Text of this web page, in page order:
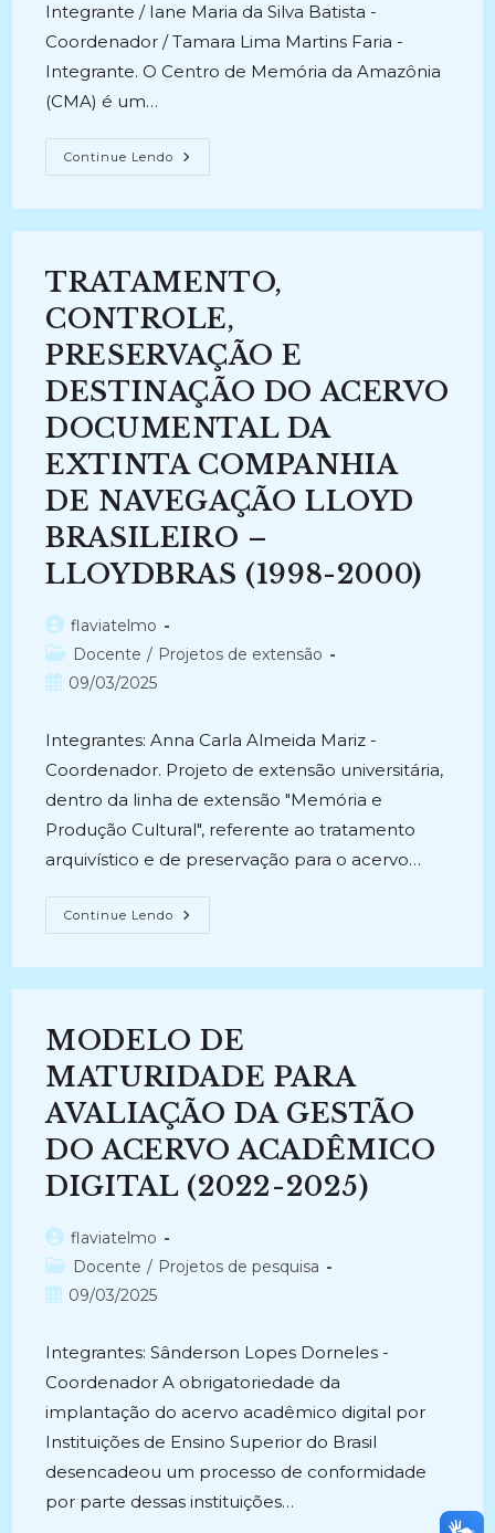
Integrante / Iane Maria da Silva Batista -
Coordenador / Tamara Lima Martins Faria -
Integrante. O Centro de Memória da Amazônia
(CMA) é um…
Continue Lendo TRATAMENTO
ARQUIVÍSTICO
CENTRO
DA
AMAZÔNIA
(CMA)
(2024-
Atual)
TRATAMENTO,
CONTROLE,
PRESERVAÇÃO E
DESTINAÇÃO DO ACERVO
DOCUMENTAL DA
EXTINTA COMPANHIA
DE NAVEGAÇÃO LLOYD
BRASILEIRO –
LLOYDBRAS (1998-2000)
Autor
do
post:
flaviatelmo
Categoria
do
Docente / Projetos de extensão
Post09/03/2025
Integrantes: Anna Carla Almeida Mariz -
Coordenador. Projeto de extensão universitária,
dentro da linha de extensão "Memória e
Produção Cultural", referente ao tratamento
arquivístico e de preservação para o acervo…
Continue Lendo TRATAMENTO,
CONTROLE,
DO
DA
EXTINTA
COMPANHIA
DE
NAVEGAÇÃO
LLOYD
BRASILEIRO
–
LLOYDBRAS
(1998-
2000)
MODELO DE
MATURIDADE PARA
AVALIAÇÃO DA GESTÃO
DO ACERVO ACADÊMICO
DIGITAL (2022-2025)
Autor
do
post:
flaviatelmo
Categoria
do
Docente / Projetos de pesquisa
Post09/03/2025
Integrantes: Sânderson Lopes Dorneles -
Coordenador A obrigatoriedade da
implantação do acervo acadêmico digital por
Instituições de Ensino Superior do Brasil
desencadeou um processo de conformidade
por parte dessas instituições…